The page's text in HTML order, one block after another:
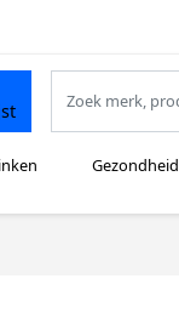
Gezondheid